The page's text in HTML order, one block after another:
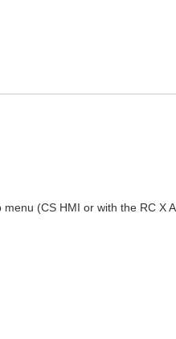
(CS HMI or with the RC X